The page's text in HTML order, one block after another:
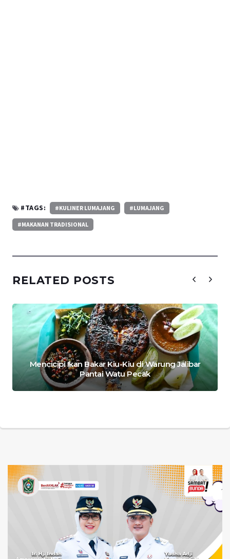
#TAGS: #KULINER LUMAJANG #LUMAJANG
#MAKANAN TRADISIONAL
RELATED POSTS
Mencicipi Ikan Bakar Kiu-Kiu di Warung Jalibar
Pantai Watu Pecak